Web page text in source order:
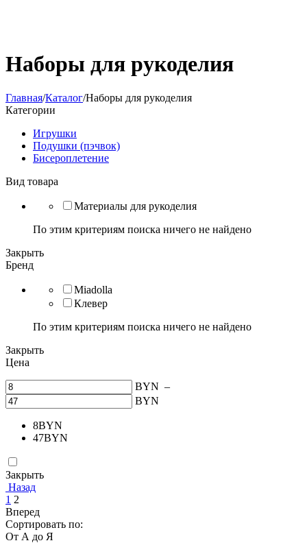
Наборы для рукоделия
Главная/Каталог/Наборы для рукоделия
Категории
Игрушки
Подушки (пэчвок)
Бисероплетение
Вид товара
Материалы для рукоделия
По этим критериям поиска ничего не найдено
Закрыть
Бренд
Miadolla
Клевер
По этим критериям поиска ничего не найдено
Закрыть
Цена
BYN –
BYN
8BYN
47BYN
Закрыть
Назад
1 2
Вперед
Сортировать по:
От А до Я